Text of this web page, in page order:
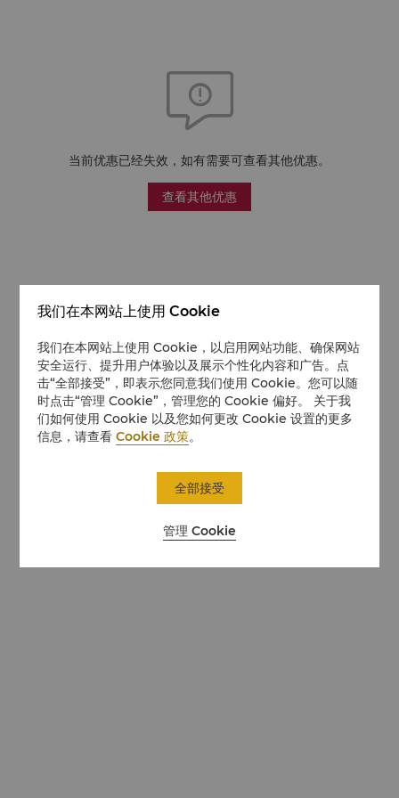
当前优惠已经失效，如有需要可查看其他优惠。
查看其他优惠
我们在本网站上使用 Cookie
我们在本网站上使用 Cookie，以启用网站功能、确保网站
安全运行、提升用户体验以及展示个性化内容和广告。点
击“全部接受”，即表示您同意我们使用 Cookie。您可以随
时点击“管理 Cookie”，管理您的 Cookie 偏好。 关于我
们如何使用 Cookie 以及您如何更改 Cookie 设置的更多
信息，请查看Cookie 政策。
管理 Cookie
全部接受